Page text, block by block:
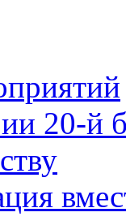
20-й